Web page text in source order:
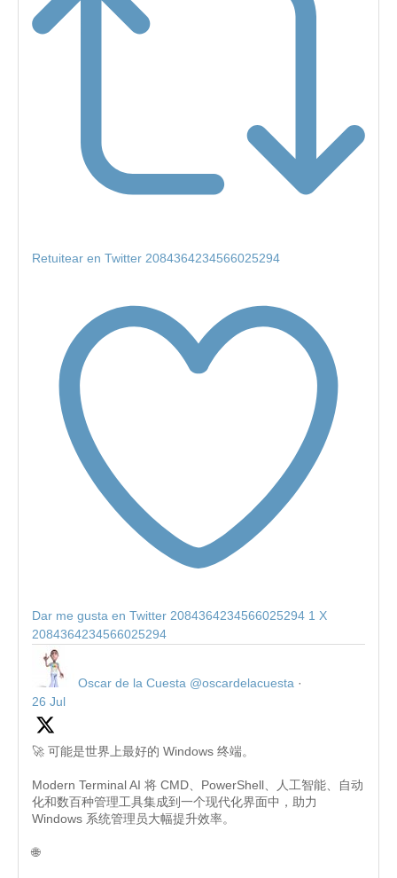
Retuitear en Twitter 2084364234566025294
Dar me gusta en Twitter 2084364234566025294 1 X
2084364234566025294
Oscar de la Cuesta @oscardelacuesta ·
26 Jul
🚀 可能是世界上最好的 Windows 终端。
Modern Terminal AI 将 CMD、PowerShell、人工智能、自动
化和数百种管理工具集成到一个现代化界面中，助力
Windows 系统管理员大幅提升效率。
🌐